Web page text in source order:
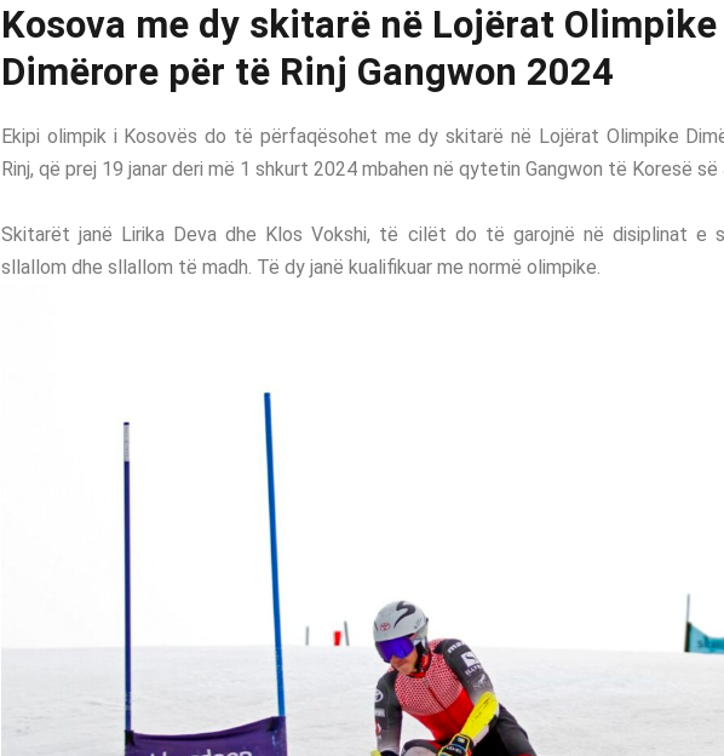
Kosova me dy skitarë në Lojërat Olimpike
Dimërore për të Rinj Gangwon 2024
Ekipi olimpik i Kosovës do të përfaqësohet me dy skitarë në Lojërat Olimpike
Rinj, që prej 19 janar deri më 1 shkurt 2024 mbahen në qytetin Gangwon të Koresë së
Skitarët janë Lirika Deva dhe Klos Vokshi, të cilët do të garojnë në disiplinat e
sllallom dhe sllallom të madh. Të dy janë kualifikuar me normë olimpike.